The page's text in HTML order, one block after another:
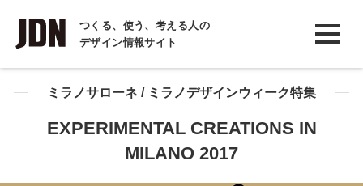
つくる、使う、考える人の
デザイン情報サイト
INTERVIEW
インタビュー
REPORT
COLUMN
ミラノサローネ / ミラノデザインウィーク特集
EXPERIMENTAL CREATIONS IN
MILANO 2017